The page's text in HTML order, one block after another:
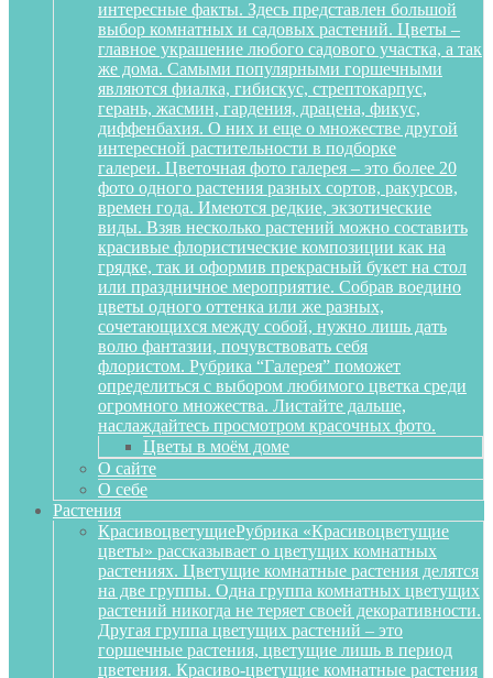
интересные факты. Здесь представлен большой
выбор комнатных и садовых растений. Цветы –
главное украшение любого садового участка, а так
же дома. Самыми популярными горшечными
являются фиалка, гибискус, стрептокарпус,
герань, жасмин, гардения, драцена, фикус,
диффенбахия. О них и еще о множестве другой
интересной растительности в подборке
галереи. Цветочная фото галерея – это более 20
фото одного растения разных сортов, ракурсов,
времен года. Имеются редкие, экзотические
виды. Взяв несколько растений можно составить
красивые флористические композиции как на
грядке, так и оформив прекрасный букет на стол
или праздничное мероприятие. Собрав воедино
цветы одного оттенка или же разных,
сочетающихся между собой, нужно лишь дать
волю фантазии, почувствовать себя
флористом. Рубрика “Галерея” поможет
определиться с выбором любимого цветка среди
огромного множества. Листайте дальше,
наслаждайтесь просмотром красочных фото.
Цветы в моём доме
О сайте
О себе
Растения
КрасивоцветущиеРубрика «Красивоцветущие
цветы» рассказывает о цветущих комнатных
растениях. Цветущие комнатные растения делятся
на две группы. Одна группа комнатных цветущих
растений никогда не теряет своей декоративности.
Другая группа цветущих растений – это
горшечные растения, цветущие лишь в период
цветения. Красиво-цветущие комнатные растения